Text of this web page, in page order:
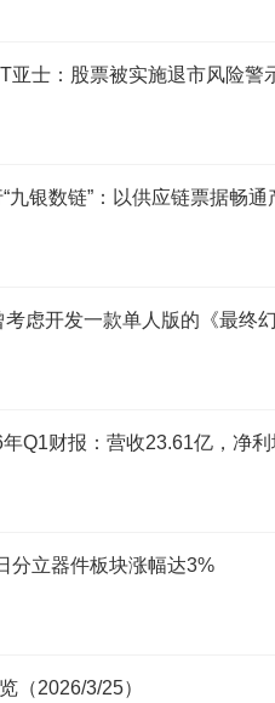
亚士：股票被实施退市风险警
九银数链”：以供应链票据畅
虑开发一款单人版的《最终幻
Q1财报：营收23.61亿，净
分立器件板块涨幅达3%
（2026/3/25）